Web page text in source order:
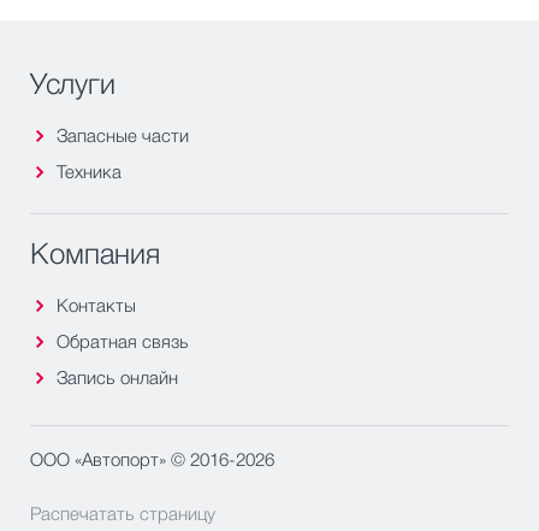
Услуги
Запасные части
Техника
Компания
Контакты
Обратная связь
Запись онлайн
ООО «Автопорт» © 2016-2026
Распечатать страницу